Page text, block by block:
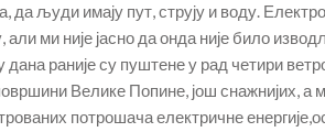
да људи имају пут, струју и воду.
али ми није јасно да онда није било
дана раније су пуштене у рад четири
Велике Попине, још
потрошача електричне